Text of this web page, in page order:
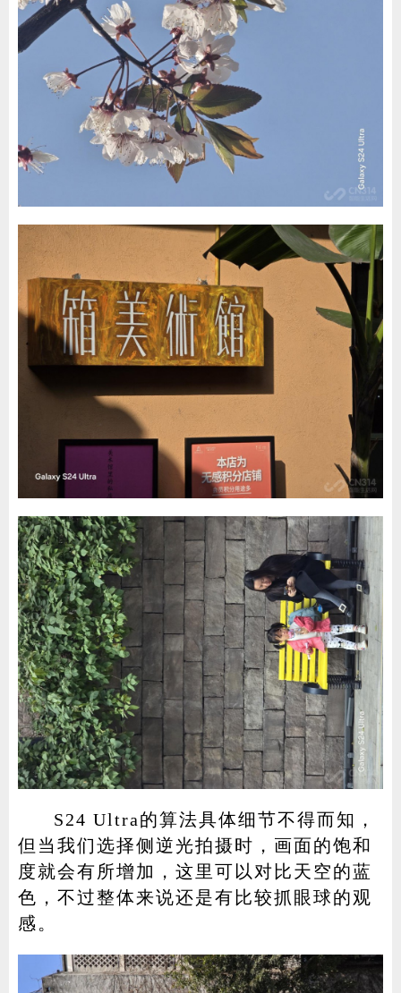
S24 Ultra的算法具体细节不得而知，
但当我们选择侧逆光拍摄时，画面的饱和
度就会有所增加，这里可以对比天空的蓝
色，不过整体来说还是有比较抓眼球的观
感。